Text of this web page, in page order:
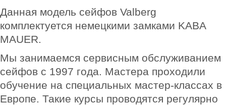
Данная модель сейфов Valberg
комплектуется немецкими замками KABA
MAUER.
Мы занимаемся сервисным обслуживанием
сейфов с 1997 года. Мастера проходили
обучение на специальных мастер-классах в
Европе. Такие курсы проводятся регулярно